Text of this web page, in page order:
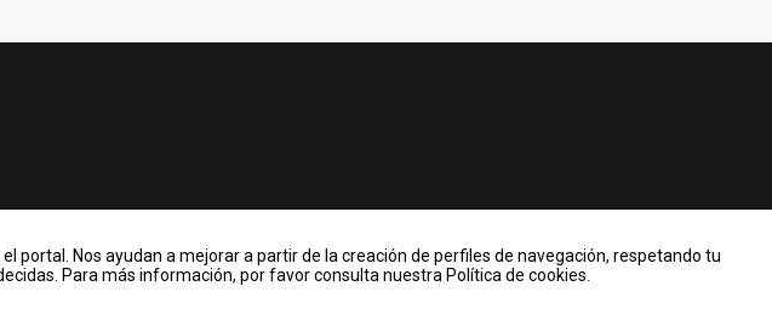
Nos ayudan a mejorar a partir de la creación de perfiles de navegación, respetando tu
Para más información, por favor consulta nuestra Política de cookies.